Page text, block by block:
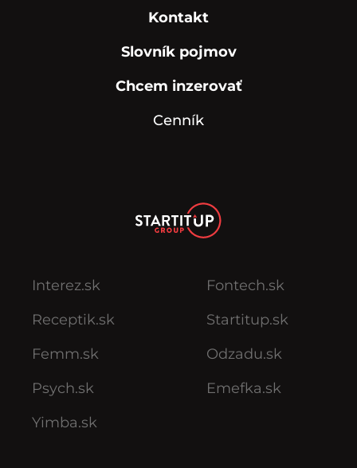
Kontakt
Slovník pojmov
Chcem inzerovať
Cenník
Interez.sk
Receptik.sk
Femm.sk
Psych.sk
Yimba.sk
Fontech.sk
Startitup.sk
Odzadu.sk
Emefka.sk